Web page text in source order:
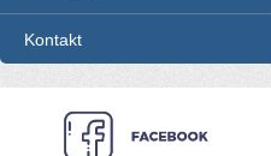
Kontakt